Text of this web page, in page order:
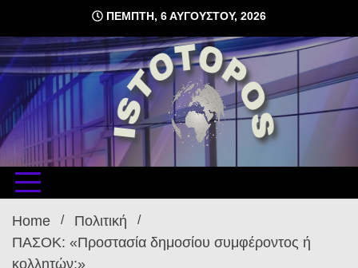
content
ΠΈΜΠΤΗ, 6 ΑΥΓΟΎΣΤΟΥ, 2026
δωρεάν φιλοξενία ιστοσελίδων , ειδήσεις
Home
Πολιτική
ΠΑΣΟΚ: «Προστασία δημοσίου συμφέροντος ή
κολλητών;»